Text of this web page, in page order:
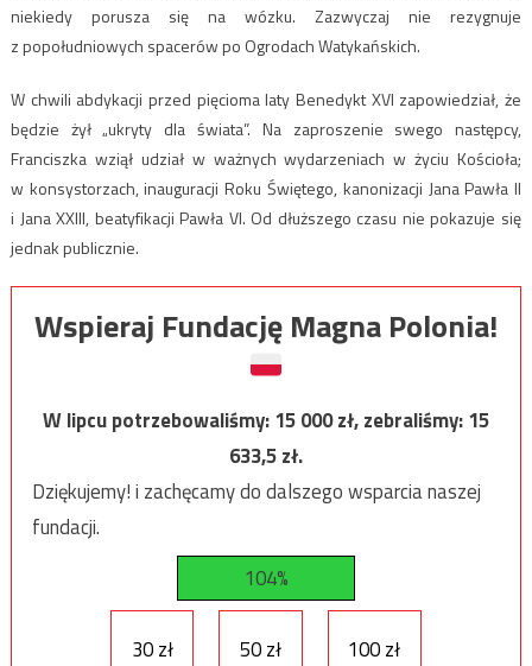
niekiedy porusza się na wózku. Zazwyczaj nie rezygnuje
z popołudniowych spacerów po Ogrodach Watykańskich.
W chwili abdykacji przed pięcioma laty Benedykt XVI zapowiedział, że
będzie żył „ukryty dla świata”. Na zaproszenie swego następcy,
Franciszka wziął udział w ważnych wydarzeniach w życiu Kościoła;
w konsystorzach, inauguracji Roku Świętego, kanonizacji Jana Pawła II
i Jana XXIII, beatyfikacji Pawła VI. Od dłuższego czasu nie pokazuje się
jednak publicznie.
Wspieraj Fundację Magna Polonia!
W lipcu potrzebowaliśmy:15 000zł, zebraliśmy:15
633,5zł.
Dziękujemy! i zachęcamy do dalszego wsparcia naszej
fundacji.
104%
30 zł 50 zł 100 zł